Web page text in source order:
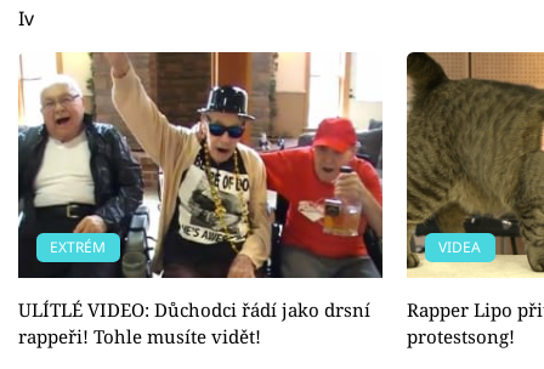
Iv
EXTRÉM
ULÍTLÉ VIDEO: Důchodci řádí jako drsní
rappeři! Tohle musíte vidět!
VIDEA
Rapper Lipo
protestsong!